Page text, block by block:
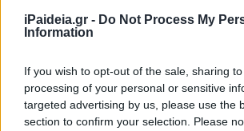
iPaideia.gr - Do Not Process My
Information
If you wish to opt-out of the sale, sharing
processing of your personal or sensitive
targeted advertising by us, please use the
section to confirm your selection. Please
Όσα πρέπει να
23/07/2019 -